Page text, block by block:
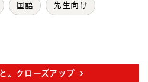
国語 先生向け
〟クローズアップ